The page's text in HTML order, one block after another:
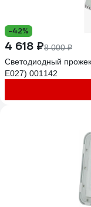
-42%
4 618 ₽8 000 ₽
Светодиодный
Е027) 001142